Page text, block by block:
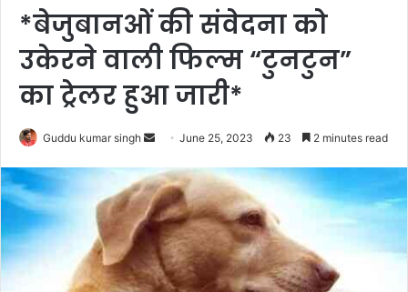
*बेजुबानओं की संवेदना को
उकेरने वाली फिल्म “टुनटुन”
का ट्रेलर हुआ जारी*
Guddu kumar singh
Send
email
June 25, 2023 23 2 minutes read